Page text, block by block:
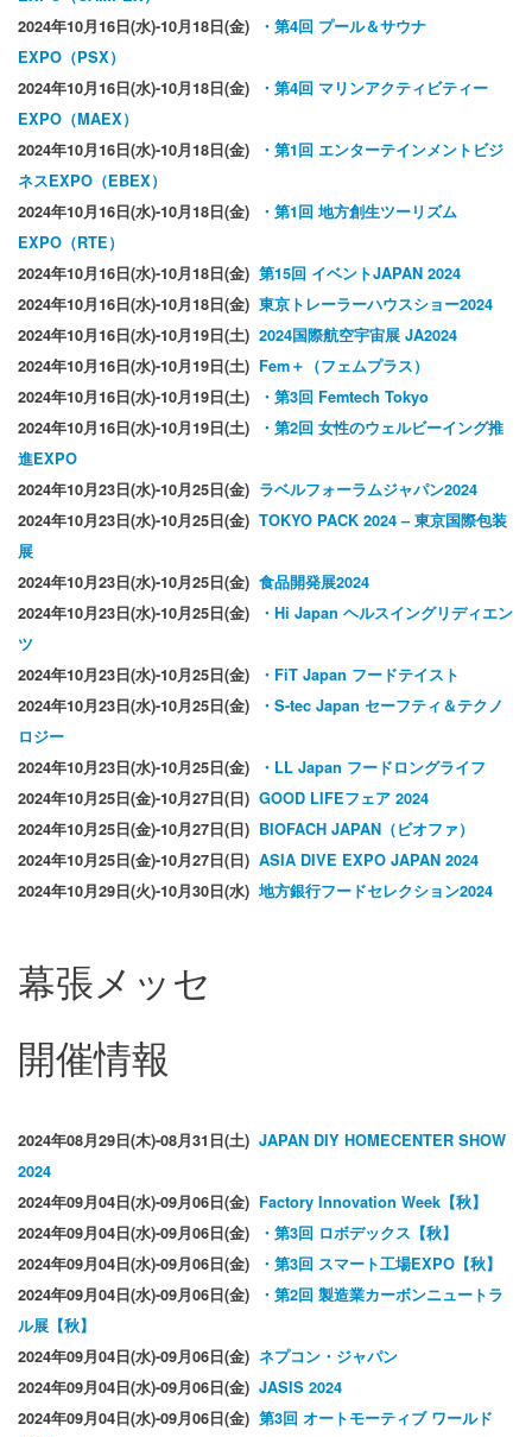
2024年10月16日(水)-10月18日(金)
・第4回 プール＆サウナ
EXPO（PSX）
2024年10月16日(水)-10月18日(金)
・第4回 マリンアクティビティー
EXPO（MAEX）
2024年10月16日(水)-10月18日(金)
・第1回 エンターテインメントビジ
ネスEXPO（EBEX）
2024年10月16日(水)-10月18日(金)
・第1回 地方創生ツーリズム
EXPO（RTE）
2024年10月16日(水)-10月18日(金) 第15回 イベントJAPAN 2024
2024年10月16日(水)-10月18日(金) 東京トレーラーハウスショー2024
2024年10月16日(水)-10月19日(土) 2024国際航空宇宙展 JA2024
2024年10月16日(水)-10月19日(土) Fem＋（フェムプラス）
2024年10月16日(水)-10月19日(土)
・第3回 Femtech Tokyo
2024年10月16日(水)-10月19日(土)
・第2回 女性のウェルビーイング推
進EXPO
2024年10月23日(水)-10月25日(金) ラベルフォーラムジャパン2024
2024年10月23日(水)-10月25日(金) TOKYO PACK 2024 – 東京国際包装
展
2024年10月23日(水)-10月25日(金) 食品開発展2024
2024年10月23日(水)-10月25日(金)
・Hi Japan ヘルスイングリディエン
ツ
2024年10月23日(水)-10月25日(金)
・FiT Japan フードテイスト
2024年10月23日(水)-10月25日(金)
・S-tec Japan セーフティ＆テクノ
ロジー
2024年10月23日(水)-10月25日(金)
・LL Japan フードロングライフ
2024年10月25日(金)-10月27日(日) GOOD LIFEフェア 2024
2024年10月25日(金)-10月27日(日) BIOFACH JAPAN（ビオファ）
2024年10月25日(金)-10月27日(日) ASIA DIVE EXPO JAPAN 2024
2024年10月29日(火)-10月30日(水) 地方銀行フードセレクション2024
幕張メッセ
開催情報
2024年08月29日(木)-08月31日(土) JAPAN DIY HOMECENTER SHOW
2024
2024年09月04日(水)-09月06日(金) Factory Innovation Week【秋】
2024年09月04日(水)-09月06日(金)
・第3回 ロボデックス【秋】
2024年09月04日(水)-09月06日(金)
・第3回 スマート工場EXPO【秋】
2024年09月04日(水)-09月06日(金)
・第2回 製造業カーボンニュートラ
ル展【秋】
2024年09月04日(水)-09月06日(金) ネプコン・ジャパン
2024年09月04日(水)-09月06日(金) JASIS 2024
2024年09月04日(水)-09月06日(金) 第3回 オートモーティブ ワールド